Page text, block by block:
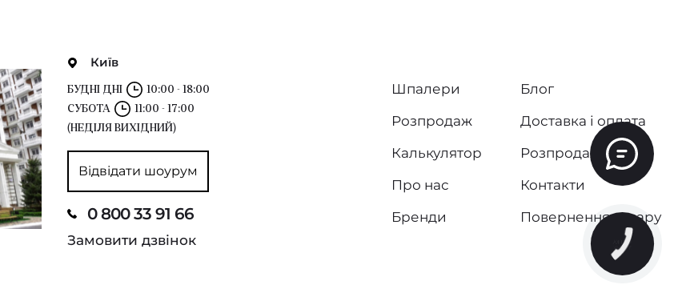
Київ
БУДНІ ДНІ
10:00 - 18:00
СУБОТА
11:00 - 17:00
(НЕДІЛЯ ВИХІДНИЙ)
Відвідати шоурум
0 800 33 91 66
Замовити дзвінок
Шпалери
Розпродаж
Калькулятор
Про нас
Бренди
Блог
Доставка і оплата
Розпродаж
Контакти
Повернення товару